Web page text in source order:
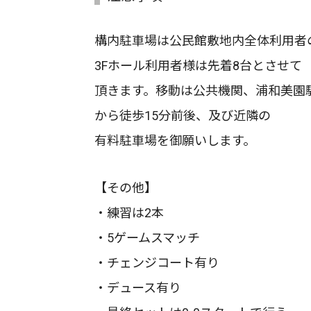
構内駐車場は公民館敷地内全体利用者
3Fホール利用者様は先着8台とさせて
頂きます。移動は公共機関、浦和美園
から徒歩15分前後、及び近隣の
有料駐車場を御願いします。
【その他】
・練習は2本
・5ゲームスマッチ
・チェンジコート有り
・デュース有り